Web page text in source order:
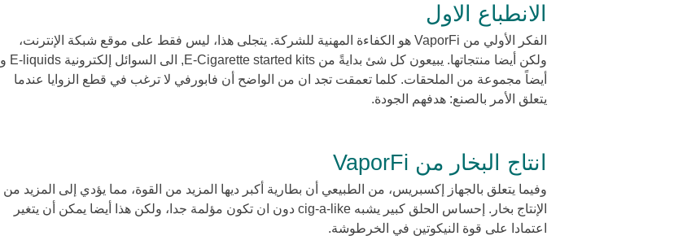
الانطباع الاول
الفكر الأولي من VaporFi هو الكفاءة المهنية للشركة. يتجلى هذا، ليس فقط على موقع شبكة الإنترنت،
ولكن أيضا منتجاتها. يبيعون كل شئ بدايةً من E-Cigarette started kits, الى السوائل إلكترونية E-liquids و
أيضاً مجموعة من الملحقات. كلما تعمقت تجد ان من الواضح أن فابورفي لا ترغب في قطع الزوايا عندما
يتعلق الأمر بالصنع: هدفهم الجودة.
انتاج البخار من VaporFi
وفيما يتعلق بالجهاز إكسبريس، من الطبيعي أن بطارية أكبر ديها المزيد من القوة، مما يؤدي إلى المزيد من
الإنتاج بخار. إحساس الحلق كبير يشبه cig-a-like دون ان تكون مؤلمة جدا، ولكن هذا أيضا يمكن أن يتغير
اعتمادا على قوة النيكوتين في الخرطوشة.